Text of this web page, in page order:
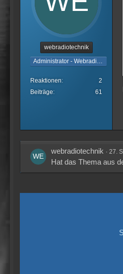
webradiotechnik
Administrator - Webradiotechnik
Reaktionen
2
Beiträge
61
webradiotechnik 27.
Hat das Thema aus